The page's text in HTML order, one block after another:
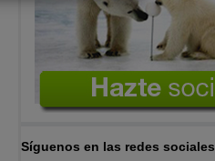
Síguenos en las redes sociales